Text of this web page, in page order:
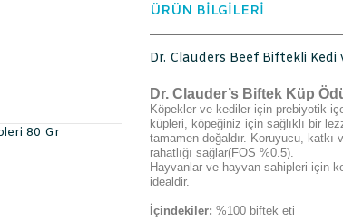
ÜRÜN BİLGİLERİ
Dr. Clauders Beef Biftekli
Dr. Clauder’s Biftek Küp
Köpekler ve kediler için prebiyotik
küpleri, köpeğiniz için sağlıklı bir
tamamen doğaldır. Koruyucu,
rahatlığı sağlar(FOS %0.5).
Hayvanlar ve hayvan sahipleri için
idealdir.
İçindekiler: %100 biftek eti